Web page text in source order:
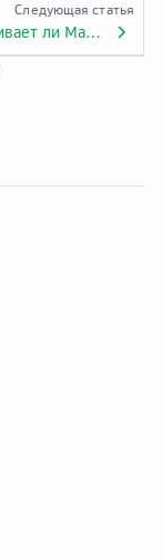
Следующая статья
Поддерживает ли Managed Kubernetes на платформе Облако VMware kubectl?